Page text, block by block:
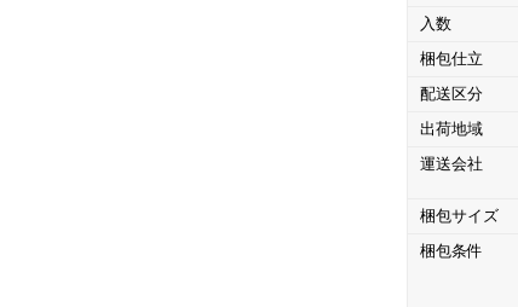
台湾かき氷「Snow-kiss（スノーキッス）」
入数
梱包仕立
配送区分
出荷地域
運送会社
梱包サイズ
梱包条件